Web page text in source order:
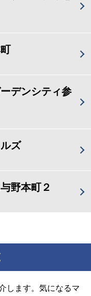
デンシティ参
ズ
野本町２
します。気になるマ